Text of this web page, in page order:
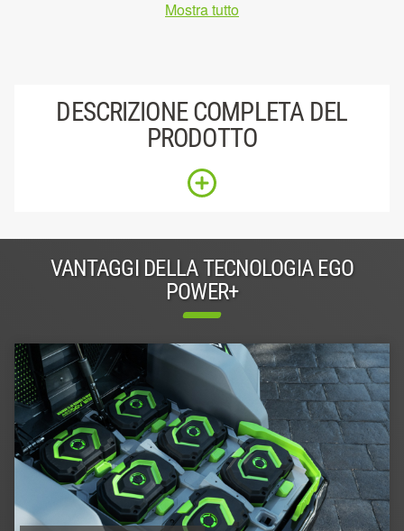
Mostra tutto
DESCRIZIONE COMPLETA DEL
PRODOTTO
VANTAGGI DELLA TECNOLOGIA EGO
POWER+